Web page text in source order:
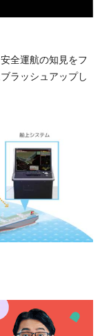
全運航の知見をフ
ラッシュアップし